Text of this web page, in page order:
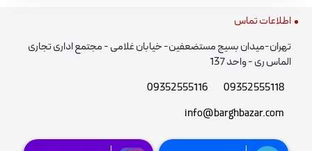
اطلاعات تماس
تهران-میدان بسیج مستضعفین- خیابان غلامی - مجتمع اداری تجاری
الماس ری - واحد 137
09352555118
09352555116
info@barghbazar.com